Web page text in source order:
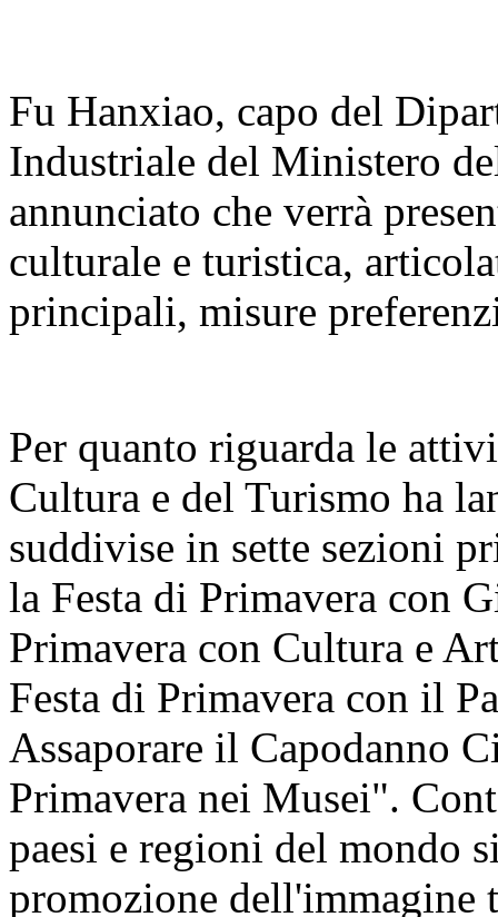
Fu Hanxiao, capo del
Industriale del Ministero
annunciato che verrà
culturale e turistica,
principali, misure
Per quanto riguarda le
Cultura e del Turismo ha
suddivise in sette sezioni
la Festa di Primavera con
Primavera con Cultura e
Festa di Primavera con il
Assaporare il Capodanno
Primavera nei Musei".
paesi e regioni del mondo
promozione dell'immagine